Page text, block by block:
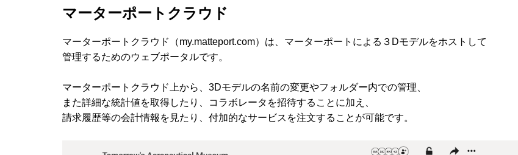
マーターポートクラウド
マーターポートクラウド（my.matteport.com）は、マーターポートによる３Dモデルをホストして
管理するためのウェブポータルです。
マーターポートクラウド上から、3Dモデルの名前の変更やフォルダー内での管理、
また詳細な統計値を取得したり、コラボレータを招待することに加え、
請求履歴等の会計情報を見たり、付加的なサービスを注文することが可能です。